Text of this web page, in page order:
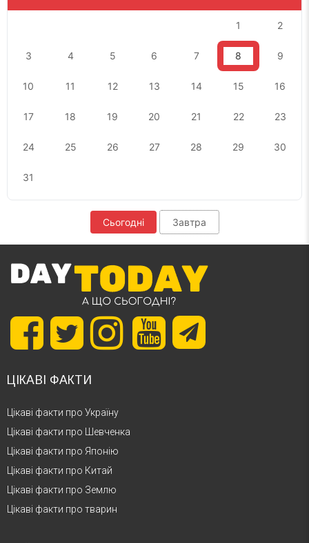
1 2
3 4 5 6 7 8 9
10 11 12 13 14 15 16
17 18 19 20 21 22 23
24 25 26 27 28 29 30
31
Сьогодні Завтра
ЦІКАВІ ФАКТИ
Цікаві факти про Україну
Цікаві факти про Шевченка
Цікаві факти про Японію
Цікаві факти про Китай
Цікаві факти про Землю
Цікаві факти про тварин